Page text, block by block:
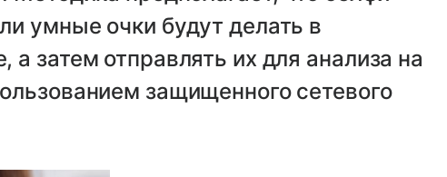
умные очки будут делать в
затем отправлять их для анализа на
защищенного сетевого